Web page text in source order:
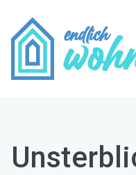
Inhalt
springen